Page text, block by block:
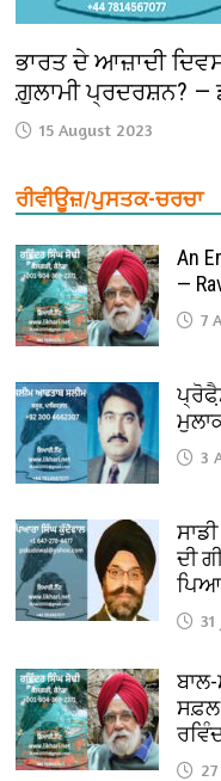
ਭਾਰਤ ਦੇ ਆਜ਼ਾਦੀ
ਗ਼ੁਲਾਮੀ ਪ੍ਰਦਰਸ਼ਨ? —
15 August 2023
ਰੀਵੀਊਜ਼/ਪੁਸਤਕ-ਚਰਚਾ
An
—
7
3
ਦੀ
ਸਫ਼ਲ